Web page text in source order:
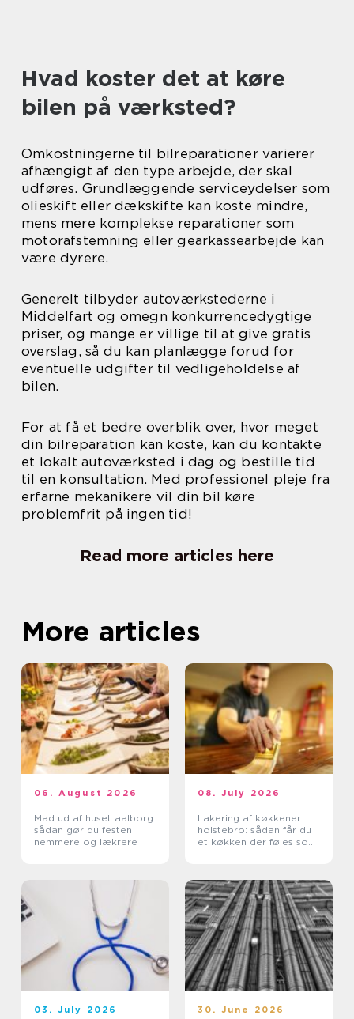
Hvad koster det at køre
bilen på værksted?
Omkostningerne til bilreparationer varierer
afhængigt af den type arbejde, der skal
udføres. Grundlæggende serviceydelser som
olieskift eller dækskifte kan koste mindre,
mens mere komplekse reparationer som
motorafstemning eller gearkassearbejde kan
være dyrere.
Generelt tilbyder autoværkstederne i
Middelfart og omegn konkurrencedygtige
priser, og mange er villige til at give gratis
overslag, så du kan planlægge forud for
eventuelle udgifter til vedligeholdelse af
bilen.
For at få et bedre overblik over, hvor meget
din bilreparation kan koste, kan du kontakte
et lokalt autoværksted i dag og bestille tid
til en konsultation. Med professionel pleje fra
erfarne mekanikere vil din bil køre
problemfrit på ingen tid!
Read more articles here
More articles
06. August 2026
Mad ud af huset aalborg
sådan gør du festen
nemmere og lækrere
08. July 2026
Lakering af køkkener
holstebro: sådan får du
et køkken der føles som
03. July 2026 30. June 2026